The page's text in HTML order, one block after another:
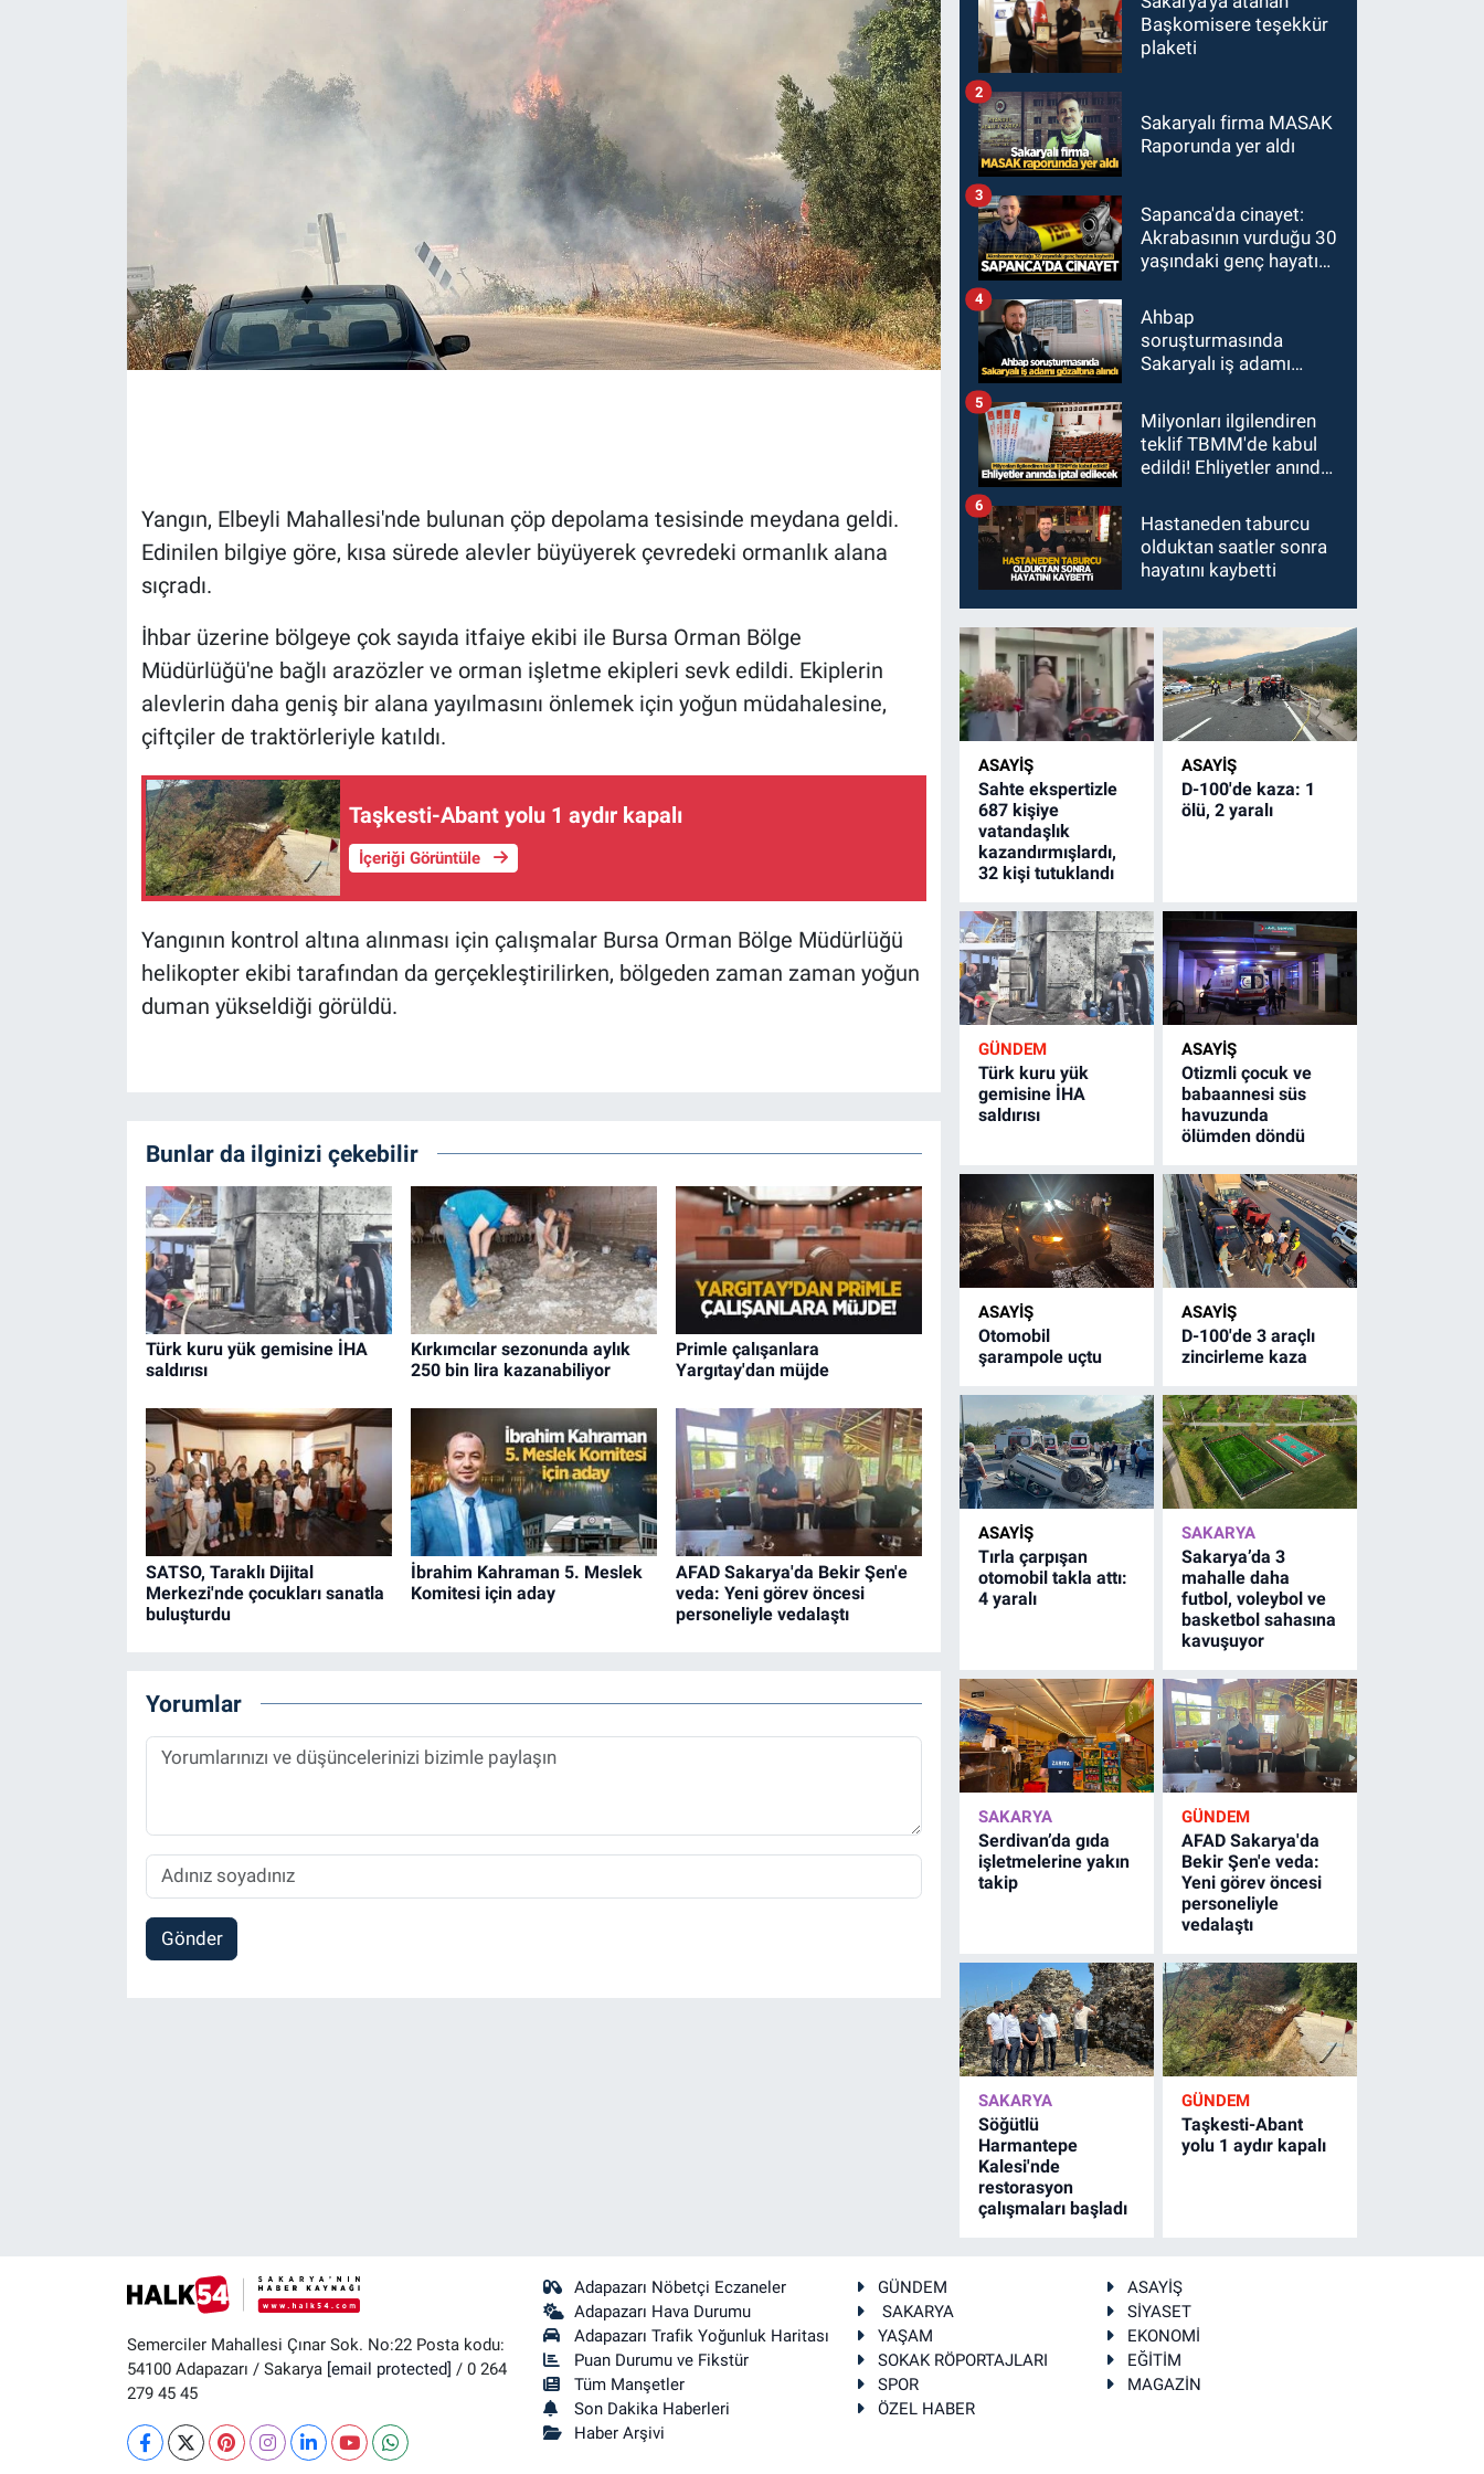
Yangın, Elbeyli Mahallesi'nde bulunan çöp depolama tesisinde meydana geldi.
Edinilen bilgiye göre, kısa sürede alevler büyüyerek çevredeki ormanlık alana
sıçradı.
İhbar üzerine bölgeye çok sayıda itfaiye ekibi ile Bursa Orman Bölge
Müdürlüğü'ne bağlı arazözler ve orman işletme ekipleri sevk edildi. Ekiplerin
alevlerin daha geniş bir alana yayılmasını önlemek için yoğun müdahalesine,
çiftçiler de traktörleriyle katıldı.
Taşkesti-Abant yolu 1 aydır kapalı
İçeriği Görüntüle
Yangının kontrol altına alınması için çalışmalar Bursa Orman Bölge Müdürlüğü
helikopter ekibi tarafından da gerçekleştirilirken, bölgeden zaman zaman yoğun
duman yükseldiği görüldü.
Bunlar da ilginizi çekebilir
Türk kuru yük gemisine İHA
saldırısı
Kırkımcılar sezonunda aylık
250 bin lira kazanabiliyor
Primle çalışanlara
Yargıtay'dan müjde
SATSO, Taraklı Dijital
Merkezi'nde çocukları sanatla
buluşturdu
İbrahim Kahraman 5. Meslek
Komitesi için aday
AFAD Sakarya'da Bekir Şen'e
veda: Yeni görev öncesi
personeliyle vedalaştı
Yorumlar
Gönder
Başkomisere teşekkür
plaketi
Sakaryalı firma MASAK
Raporunda yer aldı
2
Sapanca'da cinayet:
Akrabasının vurduğu 30
yaşındaki genç hayatını
3
Ahbap
soruşturmasında
Sakaryalı iş adamı
4
Milyonları ilgilendiren
teklif TBMM'de kabul
edildi! Ehliyetler anında
5
Hastaneden taburcu
olduktan saatler sonra
hayatını kaybetti
6
ASAYİŞ
Sahte ekspertizle
687 kişiye
vatandaşlık
kazandırmışlardı,
32 kişi tutuklandı
ASAYİŞ
D-100'de kaza: 1
ölü, 2 yaralı
GÜNDEM
Türk kuru yük
gemisine İHA
saldırısı
ASAYİŞ
Otizmli çocuk ve
babaannesi süs
havuzunda
ölümden döndü
ASAYİŞ
Otomobil
şarampole uçtu
ASAYİŞ
D-100'de 3 araçlı
zincirleme kaza
ASAYİŞ
Tırla çarpışan
otomobil takla attı:
4 yaralı
SAKARYA
Sakarya’da 3
mahalle daha
futbol, voleybol ve
basketbol sahasına
kavuşuyor
SAKARYA
Serdivan’da gıda
işletmelerine yakın
takip
GÜNDEM
AFAD Sakarya'da
Bekir Şen'e veda:
Yeni görev öncesi
personeliyle
vedalaştı
SAKARYA
Söğütlü
Harmantepe
Kalesi'nde
restorasyon
çalışmaları başladı
GÜNDEM
Taşkesti-Abant
yolu 1 aydır kapalı
Semerciler Mahallesi Çınar Sok. No:22 Posta kodu:
54100 Adapazarı / Sakarya [email protected] / 0 264
279 45 45
Adapazarı Nöbetçi Eczaneler
Adapazarı Hava Durumu
Adapazarı Trafik Yoğunluk Haritası
Puan Durumu ve Fikstür
Tüm Manşetler
Son Dakika Haberleri
Haber Arşivi
GÜNDEM
ASAYİŞ
SAKARYA
SİYASET
YAŞAM
EKONOMİ
SOKAK RÖPORTAJLARI
EĞİTİM
SPOR
MAGAZİN
ÖZEL HABER